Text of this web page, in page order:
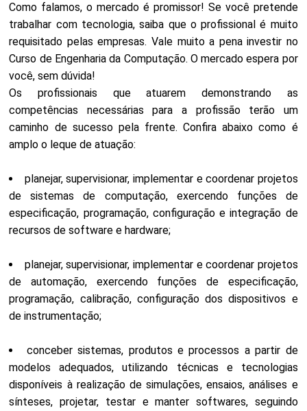
Como falamos, o mercado é promissor! Se você pretende
trabalhar com tecnologia, saiba que o profissional é muito
requisitado pelas empresas. Vale muito a pena investir no
Curso de Engenharia da Computação. O mercado espera por
você, sem dúvida!
Os profissionais que atuarem demonstrando as
competências necessárias para a profissão terão um
caminho de sucesso pela frente. Confira abaixo como é
amplo o leque de atuação:
planejar, supervisionar, implementar e coordenar projetos
de sistemas de computação, exercendo funções de
especificação, programação, configuração e integração de
recursos de software e hardware;
planejar, supervisionar, implementar e coordenar projetos
de automação, exercendo funções de especificação,
programação, calibração, configuração dos dispositivos e
de instrumentação;
conceber sistemas, produtos e processos a partir de
modelos adequados, utilizando técnicas e tecnologias
disponíveis à realização de simulações, ensaios, análises e
sínteses, projetar, testar e manter softwares, seguindo